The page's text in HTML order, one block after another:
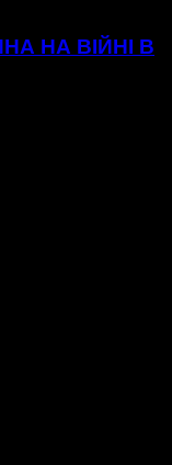
НА ВІЙНІ В